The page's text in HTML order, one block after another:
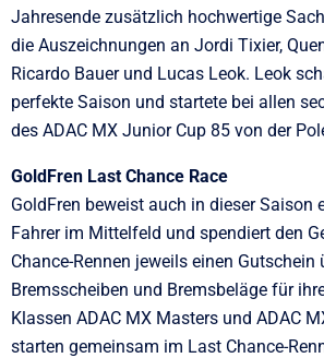
Jahresende zusätzlich hochwertige
die Auszeichnungen an Jordi Tixier,
Ricardo Bauer und Lucas Leok. Leok
perfekte Saison und startete bei allen
des ADAC MX Junior Cup 85 von der
GoldFren Last Chance Race
GoldFren beweist auch in dieser Saison
Fahrer im Mittelfeld und spendiert den
Chance-Rennen jeweils einen Gutschein
Bremsscheiben und Bremsbeläge für
Klassen ADAC MX Masters und ADAC
starten gemeinsam im Last Chance-